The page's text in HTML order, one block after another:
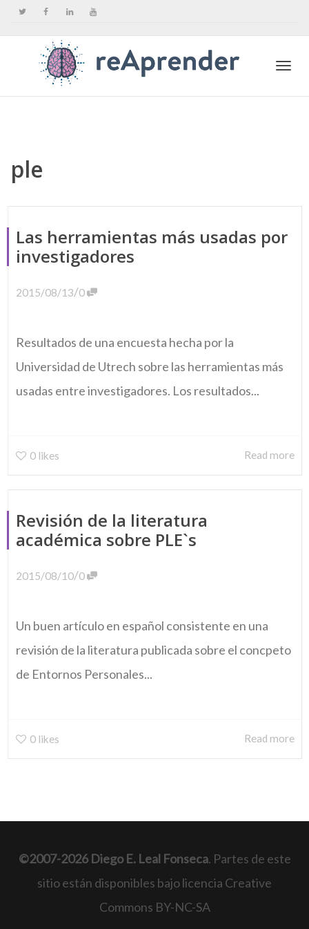
ple
Las herramientas más usadas por
investigadores
2015/08/13/0
Resultados de una encuesta hecha por la
Universidad de Utrech sobre las herramientas más
usadas entre investigadores. Los resultados...
0 likes Read more
Revisión de la literatura
académica sobre PLE`s
2015/08/10/0
Un buen artículo en español consistente en una
revisión de la literatura publicada sobre el concpeto
de Entornos Personales...
0 likes Read more
©2007-2026 Diego E. Leal Fonseca. Partes de este
sitio están disponibles bajo licencia Creative
Commons BY-NC-SA